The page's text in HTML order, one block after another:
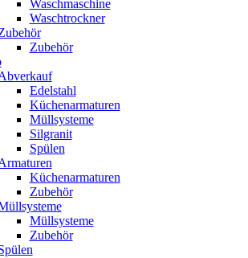
Waschmaschine
Waschtrockner
Zubehör
Edelstahl
Küchenarmaturen
Müllsysteme
Silgranit
Spülen
Küchenarmaturen
Zubehör
Müllsysteme
Zubehör